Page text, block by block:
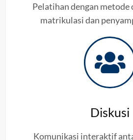
Pelatihan dengan metode
matrikulasi dan
Diskusi
Komunikasi interaktif